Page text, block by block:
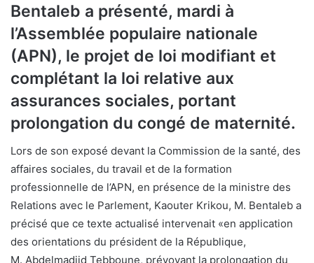
Bentaleb a présenté, mardi à
l’Assemblée populaire nationale
(APN), le projet de loi modifiant et
complétant la loi relative aux
assurances sociales, portant
prolongation du congé de maternité.
Lors de son exposé devant la Commission de la santé, des
affaires sociales, du travail et de la formation
professionnelle de l’APN, en présence de la ministre des
Relations avec le Parlement, Kaouter Krikou, M. Bentaleb a
précisé que ce texte actualisé intervenait «en application
des orientations du président de la République,
M. Abdelmadjid Tebboune, prévoyant la prolongation du